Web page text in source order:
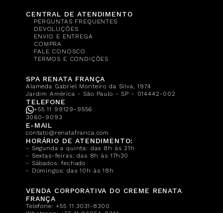
CENTRAL DE ATENDIMENTO
PERGUNTAS FREQUENTES
DEVOLUÇÕES
ENVIO E ENTREGA
COMPRA
FALE CONOSCO
TERMOS E CONDIÇÕES
SPA RENATA FRANÇA
Alameda Gabriel Monteiro da Silva, 1974
Jardim América - São Paulo - SP - 014442-002
TELEFONE
+55 11 99129-9556
3060-9093
E-MAIL
contato@renatafranca.com
HORÁRIO DE ATENDIMENTO:
- Segunda a quinta: das 8h às 21h
- Sextas-feiras: das 8h às 17h30
- Sábados: fechado
- Domingos: das 10h às 18h
VENDA CORPORATIVA DO CREME RENATA
FRANÇA
Telefone:+55 11 3031-8300